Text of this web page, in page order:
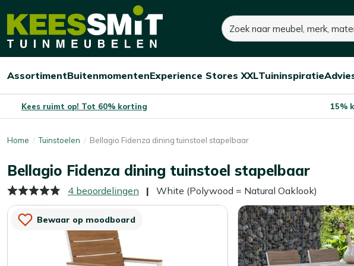
Kees
Tuinmeubelen
Zoeken
Open/sluit
Assortiment
Open/sluit
Buitenmomenten
Open/sluit
Experience Stores XXL
Open/sluit
Tuininspiratie
Kees ruimt op! Tot 60% korting 15%
Home Tuinstoelen Bellagio Fidenza dining tuinstoel stapelbaar
Bellagio Fidenza dining tuinstoel stapelbaar
White (Polywood = Natural Oaklook)
4 beoordelingen
Bewaar op moodboard
150,-